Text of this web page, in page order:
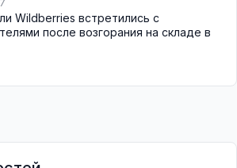
Wildberries встретились с
после возгорания на складе в